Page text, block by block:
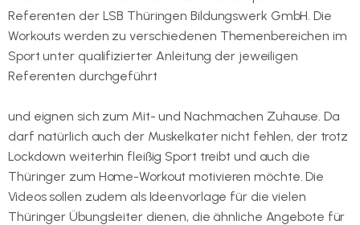
Referenten der LSB Thüringen Bildungswerk GmbH. Die
Workouts werden zu verschiedenen Themenbereichen im
Sport unter qualifizierter Anleitung der jeweiligen
Referenten durchgeführt
und eignen sich zum Mit- und Nachmachen Zuhause. Da
darf natürlich auch der Muskelkater nicht fehlen, der trotz
Lockdown weiterhin fleißig Sport treibt und auch die
Thüringer zum Home-Workout motivieren möchte. Die
Videos sollen zudem als Ideenvorlage für die vielen
Thüringer Übungsleiter dienen, die ähnliche Angebote für